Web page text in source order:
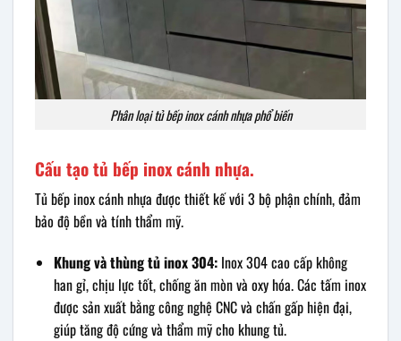
Phân loại tủ bếp inox cánh nhựa phổ biến
Cấu tạo tủ bếp inox cánh nhựa.
Tủ bếp inox cánh nhựa được thiết kế với 3 bộ phận chính, đảm
bảo độ bền và tính thẩm mỹ.
Khung và thùng tủ inox 304:Inox 304 cao cấp không
han gỉ, chịu lực tốt, chống ăn mòn và oxy hóa. Các tấm inox
được sản xuất bằng công nghệ CNC và chấn gấp hiện đại,
giúp tăng độ cứng và thẩm mỹ cho khung tủ.